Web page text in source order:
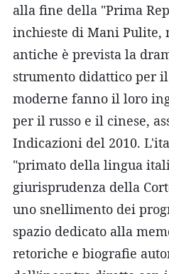
alla fine della "Prima
inchieste di Mani Pulite,
antiche è prevista la
strumento didattico per
moderne fanno il loro
per il russo e il cinese,
Indicazioni del 2010.
"primato della lingua
giurisprudenza della
uno snellimento dei
spazio dedicato alla
retoriche e biografie